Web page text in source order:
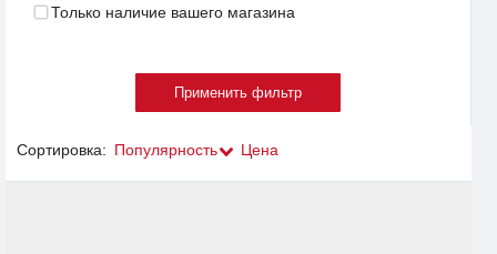
Только наличие вашего магазина
Сортировка: Популярность Цена